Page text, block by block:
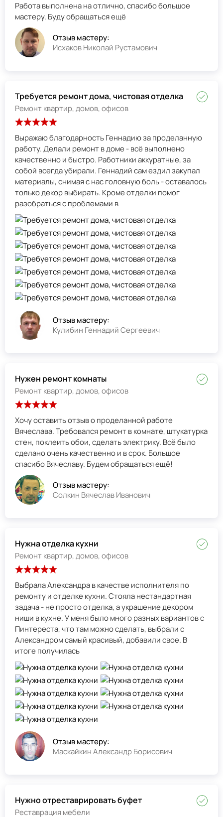
Работа выполнена на отлично, спасибо большое
мастеру. Буду обращаться ещё
Отзыв мастеру:
Исхаков Николай Рустамович
Требуется ремонт дома, чистовая отделка
Ремонт квартир, домов, офисов
Выражаю благодарность Геннадию за проделанную
работу. Делали ремонт в доме - всё выполнено
качественно и быстро. Работники аккуратные, за
собой всегда убирали. Геннадий сам ездил закупал
материалы, снимая с нас головную боль - оставалось
только декор выбирать. Кроме отделки помог
разобраться с проблемами в
Отзыв мастеру:
Кулибин Геннадий Сергеевич
Нужен ремонт комнаты
Ремонт квартир, домов, офисов
Хочу оставить отзыв о проделанной работе
Вячеслава. Требовался ремонт в комнате, штукатурка
стен, поклеить обои, сделать электрику. Всё было
сделано очень качественно и в срок. Большое
спасибо Вячеславу. Будем обращаться ещё!
Отзыв мастеру:
Солкин Вячеслав Иванович
Нужна отделка кухни
Ремонт квартир, домов, офисов
Выбрала Александра в качестве исполнителя по
ремонту и отделке кухни. Стояла нестандартная
задача - не просто отделка, а украшение декором
ниши в кухне. У меня было много разных вариантов с
Пинтереста, что там можно сделать, выбрали с
Александром самый красивый, добавили свое. В
итоге получилась
Отзыв мастеру:
Маскайкин Александр Борисович
Нужно отреставрировать буфет
Реставрация мебели